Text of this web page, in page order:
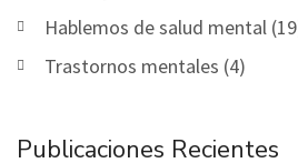
Hablemos de salud mental
Trastornos mentales (4)
Publicaciones Recientes